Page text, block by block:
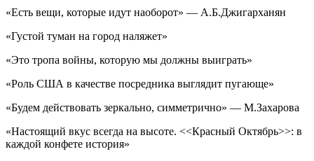
«Есть вещи, которые идут наоборот» — А.Б.Джигарханян
«Густой туман на город наляжет»
«Это тропа войны, которую мы должны выиграть»
«Роль США в качестве посредника выглядит пугающе»
«Будем действовать зеркально, симметрично» — М.Захарова
«Настоящий вкус всегда на высоте. <<Красный Октябрь>>: в
каждой конфете история»